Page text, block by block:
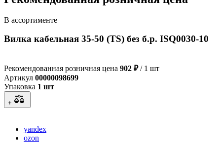
В ассортименте
Вилка кабельная 35-50 (TS) без б.р. ISQ0030-10
Рекомендованная розничная цена 902 ₽/ 1 шт
Артикул 00000098699
Упаковка 1 шт
+
yandex
ozon